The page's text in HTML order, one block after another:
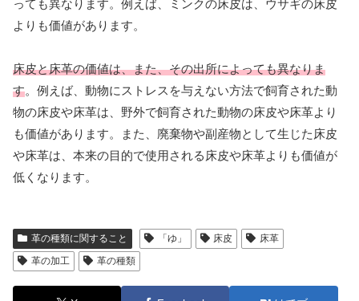
っても異なります。例えば、ミンクの床皮は、ウサギの床皮
よりも価値があります。
床皮と床革の価値は、また、その出所によっても異なりま
す。例えば、動物にストレスを与えない方法で飼育された動
物の床皮や床革は、野外で飼育された動物の床皮や床革より
も価値があります。また、廃棄物や副産物として生じた床皮
や床革は、本来の目的で使用される床皮や床革よりも価値が
低くなります。
革の種類に関すること 「ゆ」 床皮
床革
革の加工
革の種類